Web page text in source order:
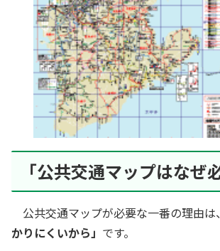
「公共交通マップはなぜ
公共交通マップが必要な一番の理由は、
かりにくいから」 です。